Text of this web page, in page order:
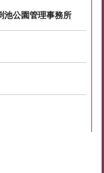
公園管理事務所